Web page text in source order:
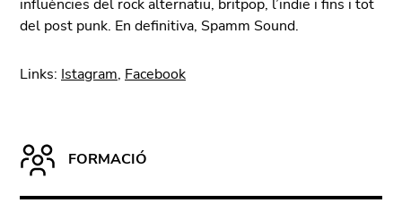
influències del rock alternatiu, britpop, l’indie i fins i tot
del post punk. En definitiva, Spamm Sound.
Links: Istagram, Facebook
FORMACIÓ